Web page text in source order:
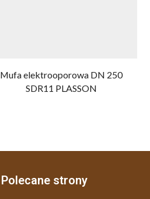
Mufa elektrooporowa DN 250
SDR11 PLASSON
Polecane strony